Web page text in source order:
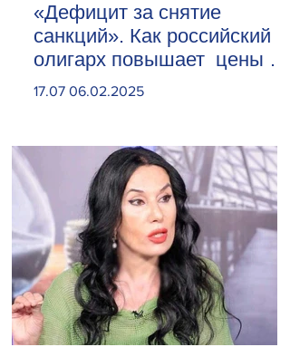
«Дефицит за снятие
санкций». Как российский
олигарх повышает цены на
сливочное масло
17.07 06.02.2025